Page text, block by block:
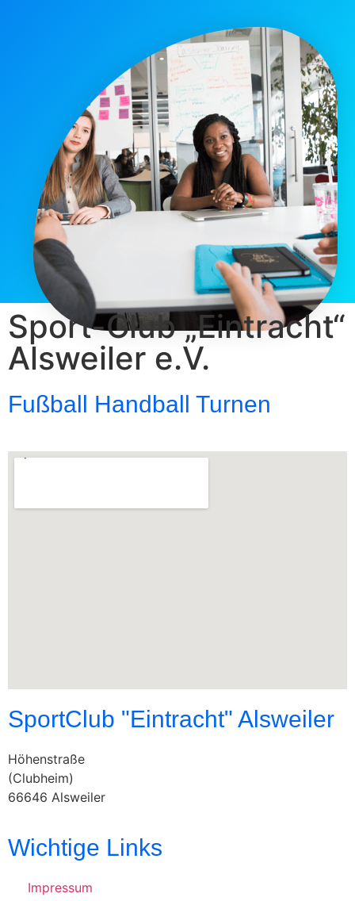
Sport-Club „Eintracht“
Alsweiler e.V.
Fußball Handball Turnen
SportClub "Eintracht" Alsweiler
Höhenstraße
(Clubheim)
66646 Alsweiler
Wichtige Links
Impressum